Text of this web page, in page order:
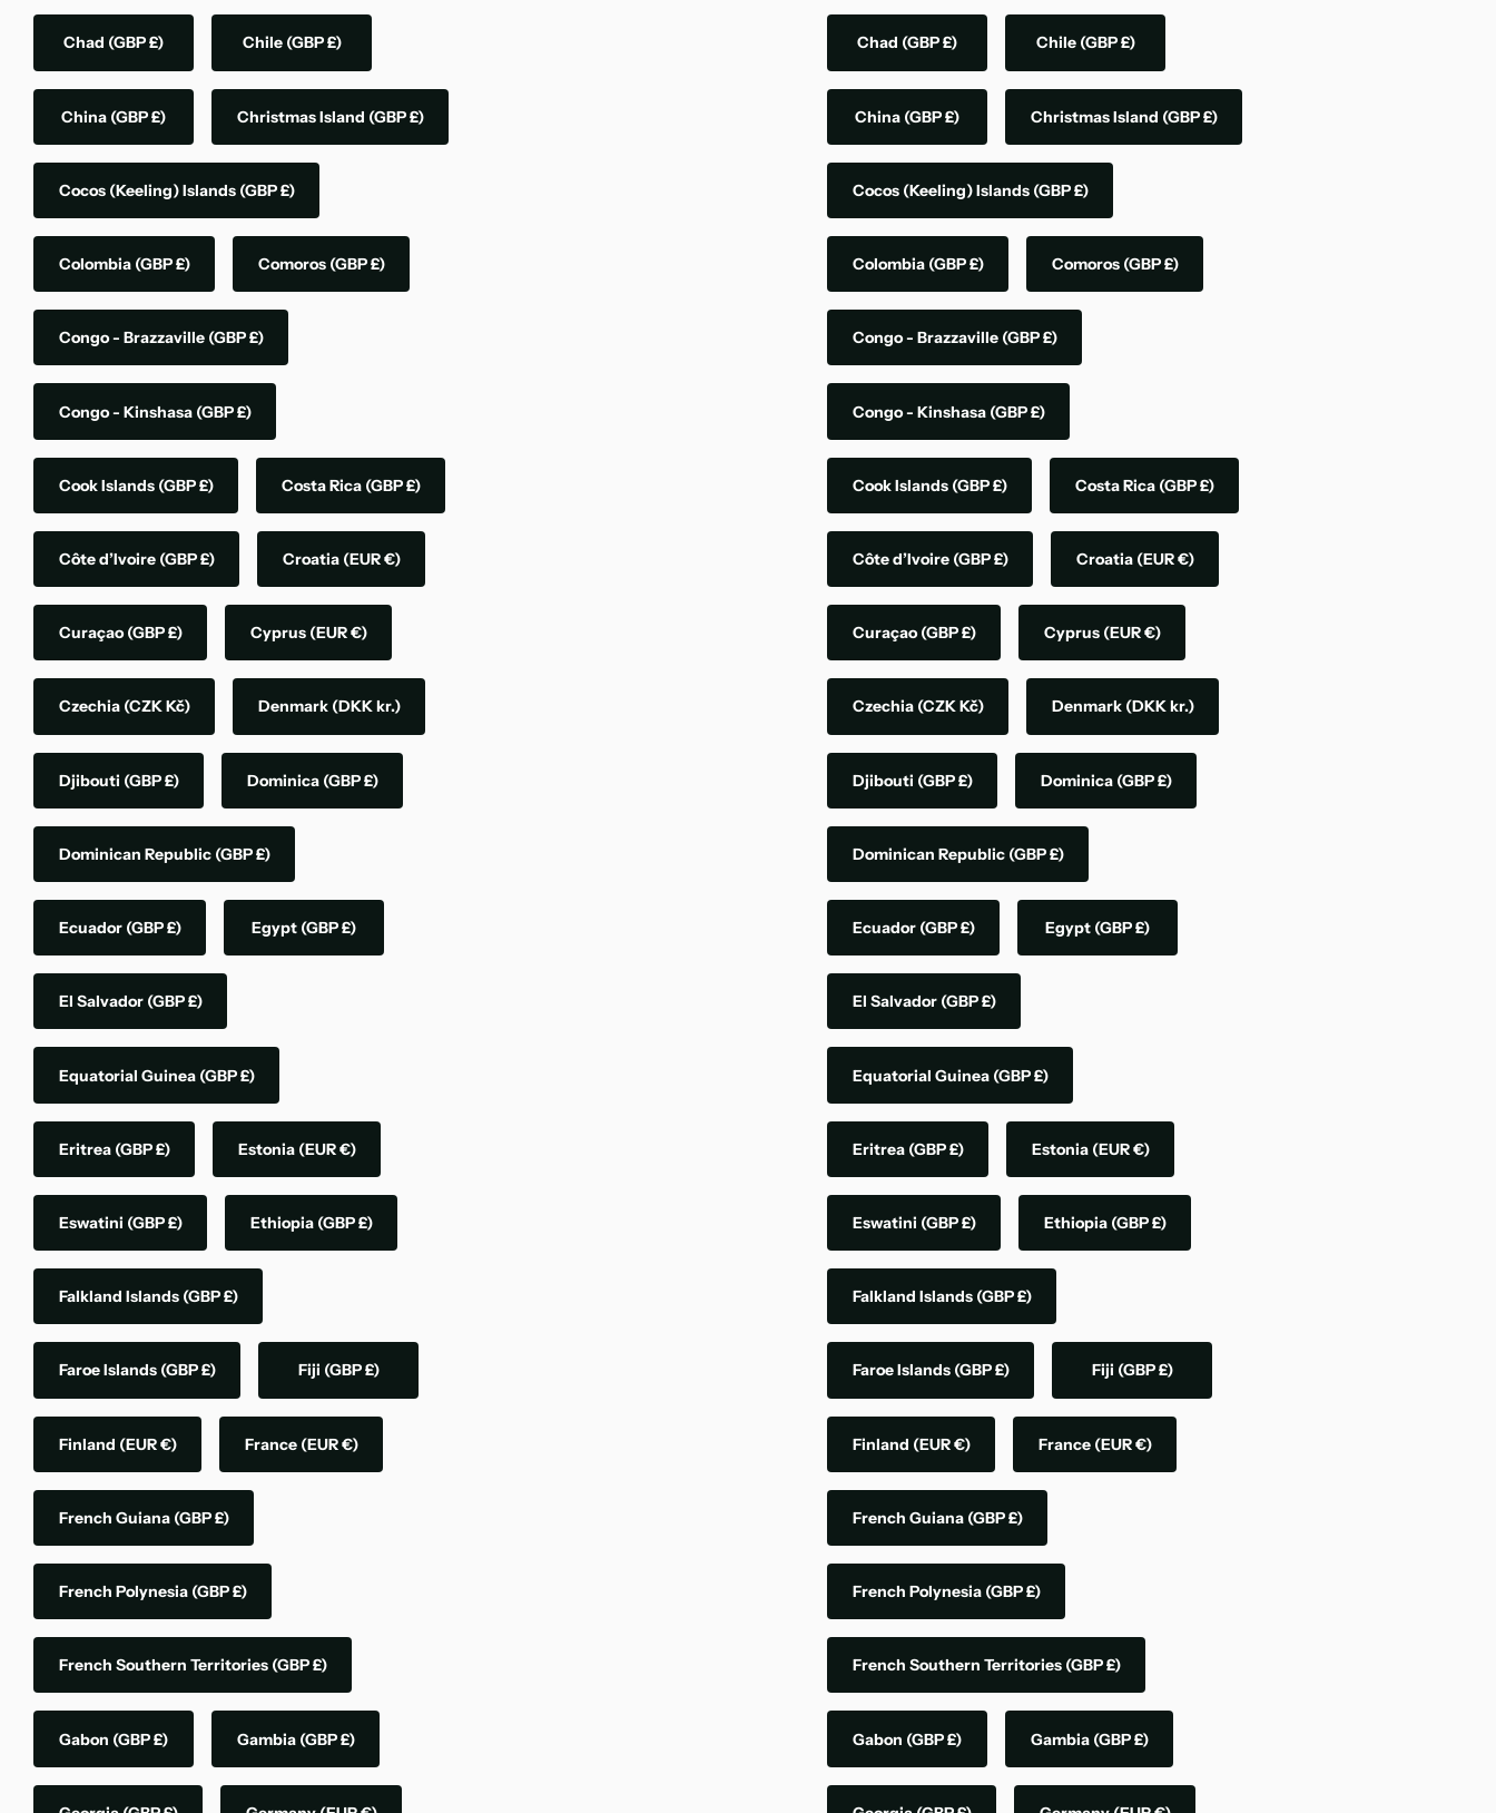
Chad (GBP £) Chile (GBP £)
China (GBP £) Christmas Island (GBP £)
Cocos (Keeling) Islands (GBP £)
Colombia (GBP £) Comoros (GBP £)
Congo - Brazzaville (GBP £)
Congo - Kinshasa (GBP £)
Cook Islands (GBP £) Costa Rica (GBP £)
Côte d’Ivoire (GBP £) Croatia (EUR €)
Curaçao(GBP £) Cyprus (EUR €)
Czechia (CZK Kč) Denmark (DKK kr.)
Djibouti (GBP £) Dominica (GBP £)
Dominican Republic (GBP £)
Ecuador (GBP £) Egypt (GBP £)
El Salvador (GBP £)
Equatorial Guinea (GBP £)
Eritrea (GBP £) Estonia (EUR €)
Eswatini (GBP £) Ethiopia (GBP £)
Falkland Islands (GBP £)
Faroe Islands (GBP £) Fiji (GBP £)
Finland (EUR €) France (EUR €)
French Guiana (GBP £)
French Polynesia (GBP £)
French Southern Territories (GBP £)
Gabon (GBP £) Gambia (GBP £)
Chad (GBP £) Chile (GBP £)
China (GBP £) Christmas Island (GBP £)
Cocos (Keeling) Islands (GBP £)
Colombia (GBP £) Comoros (GBP £)
Congo - Brazzaville (GBP £)
Congo - Kinshasa (GBP £)
Cook Islands (GBP £) Costa Rica (GBP £)
Côte d’Ivoire (GBP £) Croatia (EUR €)
Curaçao(GBP £) Cyprus (EUR €)
Czechia (CZK Kč) Denmark (DKK kr.)
Djibouti (GBP £) Dominica (GBP £)
Dominican Republic (GBP £)
Ecuador (GBP £) Egypt (GBP £)
El Salvador (GBP £)
Equatorial Guinea (GBP £)
Eritrea (GBP £) Estonia (EUR €)
Eswatini (GBP £) Ethiopia (GBP £)
Falkland Islands (GBP £)
Faroe Islands (GBP £) Fiji (GBP £)
Finland (EUR €) France (EUR €)
French Guiana (GBP £)
French Polynesia (GBP £)
French Southern Territories (GBP £)
Gabon (GBP £) Gambia (GBP £)